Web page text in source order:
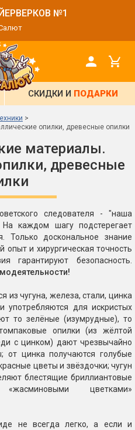
№1
СКИДКИ И ПОДАРКИ
опилки, древесные опилки
материалы.
древесные
следователя - "наша
каждом шагу подстерегает
Только доскональное знание
опыт и хирургическая точность
гарантируют безопасность.
из чугуна, железа, стали, цинка
для искристых
то зелёные (изумрудные), то
опилки (из жёлтой
с цинком) дают чрезвычайно
от цинка получаются голубые
цветы и звёздочки; чугун
блестящие бриллиантовые
цветками»
не всегда легко, а если и